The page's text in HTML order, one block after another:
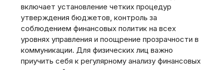
включает установление четких процедур
утверждения бюджетов, контроль за
соблюдением финансовых политик на всех
уровнях управления и поощрение прозрачности в
коммуникации. Для физических лиц важно
приучить себя к регулярному анализу финансовых